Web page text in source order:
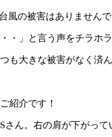
の被害はありませんで
・」と言う声をチラホ
も大きな被害がなく済ん
紹介です！
さん。右の肩が下がって